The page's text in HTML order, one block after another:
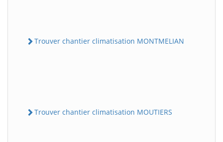
Trouver chantier climatisation MONTMELIAN
Trouver chantier climatisation MOUTIERS